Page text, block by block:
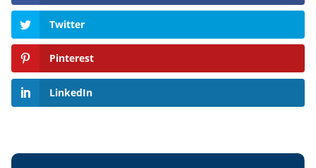
Twitter
Pinterest
LinkedIn